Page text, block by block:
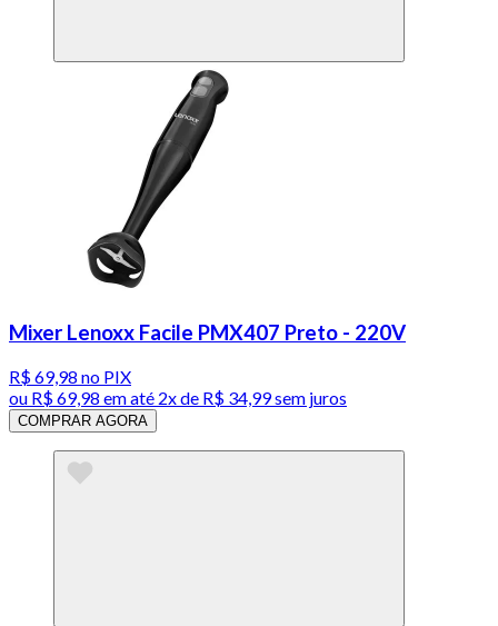
Mixer Lenoxx Facile PMX407 Preto - 220V
R$ 69,98 no PIX
ou R$ 69,98 em até 2x de R$ 34,99 sem juros
COMPRAR AGORA